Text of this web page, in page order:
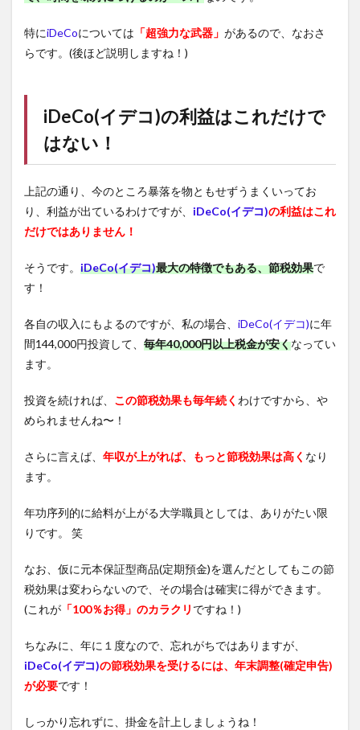
特にiDeCoについては 「超強力な武器」 があるので、なおさ
らです。(後ほど説明しますね！)
iDeCo(イデコ)の利益はこれだけで
はない！
上記の通り、今のところ暴落を物ともせずうまくいってお
り、利益が出ているわけですが、 iDeCo(イデコ)の利益はこれ
だけではありません！
そうです。 iDeCo(イデコ)最大の特徴でもある、節税効果で
す！
各自の収入にもよるのですが、私の場合、 iDeCo(イデコ)に年
間144,000円投資して、 毎年40,000円以上税金が安くなってい
ます。
投資を続ければ、 この節税効果も毎年続く わけですから、や
められませんね〜！
さらに言えば、 年収が上がれば、もっと節税効果は高く なり
ます。
年功序列的に給料が上がる大学職員としては、ありがたい限
りです。 笑
なお、仮に元本保証型商品(定期預金)を選んだとしてもこの節
税効果は変わらないので、その場合は確実に得ができます。
(これが 「100％お得」のカラクリ ですね！)
ちなみに、年に１度なので、忘れがちではありますが、
iDeCo(イデコ)の節税効果を受けるには、年末調整(確定申告)
が必要です！
しっかり忘れずに、掛金を計上しましょうね！